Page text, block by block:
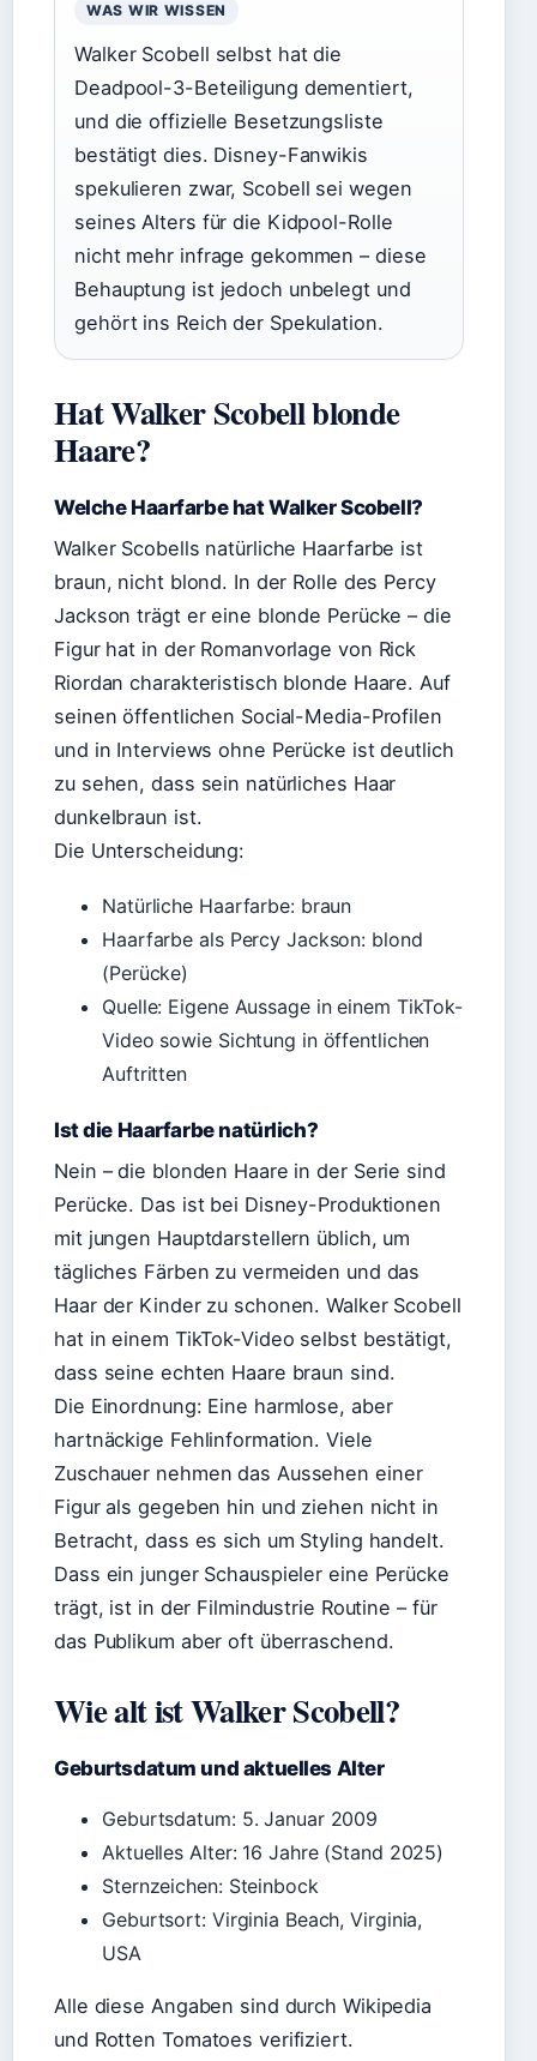
WAS WIR WISSEN
Walker Scobell selbst hat die
Deadpool-3-Beteiligung dementiert,
und die offizielle Besetzungsliste
bestätigt dies. Disney-Fanwikis
spekulieren zwar, Scobell sei wegen
seines Alters für die Kidpool-Rolle
nicht mehr infrage gekommen – diese
Behauptung ist jedoch unbelegt und
gehört ins Reich der Spekulation.
Hat Walker Scobell blonde
Haare?
Welche Haarfarbe hat Walker Scobell?
Walker Scobells natürliche Haarfarbe ist
braun, nicht blond. In der Rolle des Percy
Jackson trägt er eine blonde Perücke – die
Figur hat in der Romanvorlage von Rick
Riordan charakteristisch blonde Haare. Auf
seinen öffentlichen Social-Media-Profilen
und in Interviews ohne Perücke ist deutlich
zu sehen, dass sein natürliches Haar
dunkelbraun ist.
Die Unterscheidung:
Natürliche Haarfarbe: braun
Haarfarbe als Percy Jackson: blond
(Perücke)
Quelle: Eigene Aussage in einem TikTok-
Video sowie Sichtung in öffentlichen
Auftritten
Ist die Haarfarbe natürlich?
Nein – die blonden Haare in der Serie sind
Perücke. Das ist bei Disney-Produktionen
mit jungen Hauptdarstellern üblich, um
tägliches Färben zu vermeiden und das
Haar der Kinder zu schonen. Walker Scobell
hat in einem TikTok-Video selbst bestätigt,
dass seine echten Haare braun sind.
Die Einordnung: Eine harmlose, aber
hartnäckige Fehlinformation. Viele
Zuschauer nehmen das Aussehen einer
Figur als gegeben hin und ziehen nicht in
Betracht, dass es sich um Styling handelt.
Dass ein junger Schauspieler eine Perücke
trägt, ist in der Filmindustrie Routine – für
das Publikum aber oft überraschend.
Wie alt ist Walker Scobell?
Geburtsdatum und aktuelles Alter
Geburtsdatum: 5. Januar 2009
Aktuelles Alter: 16 Jahre (Stand 2025)
Sternzeichen: Steinbock
Geburtsort: Virginia Beach, Virginia,
USA
Alle diese Angaben sind durch Wikipedia
und Rotten Tomatoes verifiziert.